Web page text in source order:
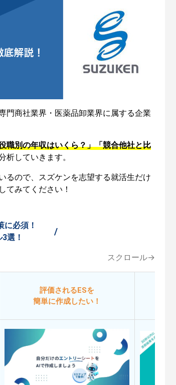
門商社業界・医薬品卸業界に属する企業
職別の年収はいくら？」「競合他社と比
析していきます。
るので、スズケンを志望する就活生だけ
てみてください！
に必須！
選！
/
スクロール→
評価されるESを
簡単に作成したい！